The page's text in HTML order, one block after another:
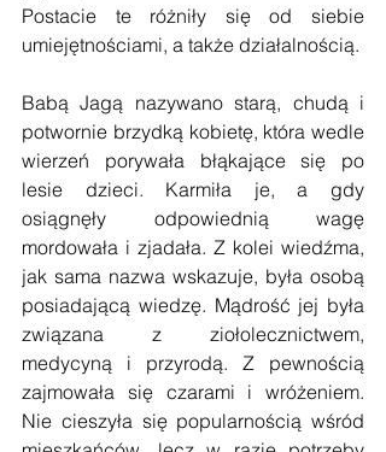
Postacie te różniły się od siebie
umiejętnościami, a także działalnością.
Babą Jagą nazywano starą, chudą i
potwornie brzydką kobietę, która wedle
wierzeń porywała błąkające się po
lesie dzieci. Karmiła je, a gdy
osiągnęły odpowiednią wagę
mordowała i zjadała. Z kolei wiedźma,
jak sama nazwa wskazuje, była osobą
posiadającą wiedzę. Mądrość jej była
związana z ziołolecznictwem,
medycyną i przyrodą. Z pewnością
zajmowała się czarami i wróżeniem.
Nie cieszyła się popularnością wśród